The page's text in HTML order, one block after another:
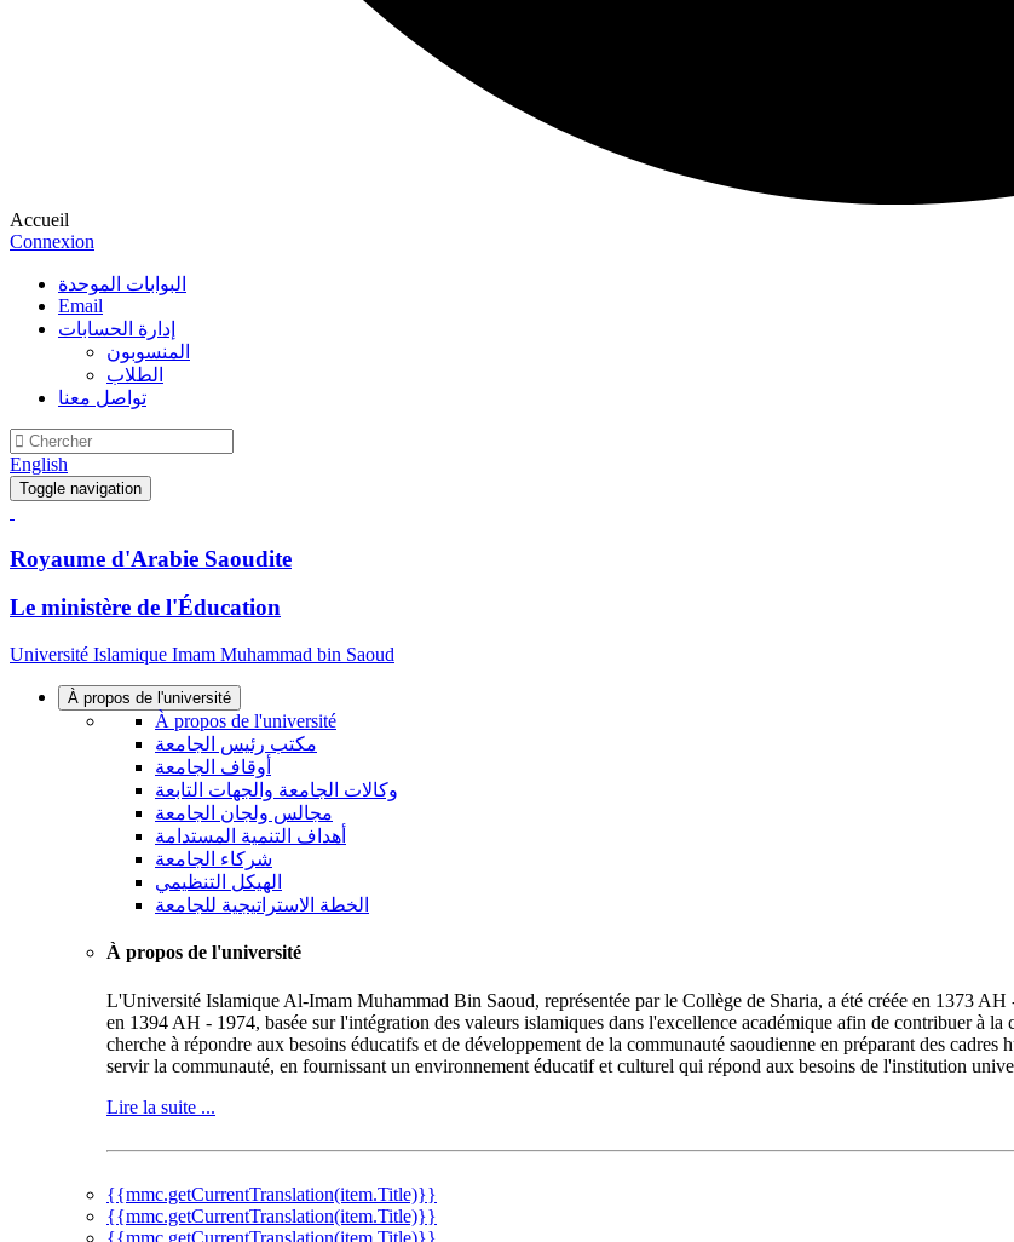
Accueil
Connexion
البوابات الموحدة
Email
إدارة الحسابات
المنسوبون
الطلاب
تواصل معنا
English
Toggle navigation
Royaume d'Arabie Saoudite
Le ministère de l'Éducation
Université Islamique Imam Muhammad bin Saoud
À propos de l'université
À propos de l'université
مكتب رئيس الجامعة
أوقاف الجامعة
وكالات الجامعة والجهات التابعة
مجالس ولجان الجامعة
أهداف التنمية المستدامة
شركاء الجامعة
الهيكل التنظيمي
الخطة الاستراتيجية للجامعة
À propos de l'université
L'Université Islamique Al-Imam Muhammad Bin Saoud, représentée par le Collège de Sharia, a été créée en 1373
en 1394 AH - 1974, basée sur l'intégration des valeurs islamiques dans l'excellence académique afin de contribuer à
cherche à répondre aux besoins éducatifs et de développement de la communauté saoudienne en préparant des
servir la communauté, en fournissant un environnement éducatif et culturel qui répond aux besoins de l'institution
Lire la suite ...
{{mmc.getCurrentTranslation(item.Title)}}
{{mmc.getCurrentTranslation(item.Title)}}
{{mmc.getCurrentTranslation(item.Title)}}